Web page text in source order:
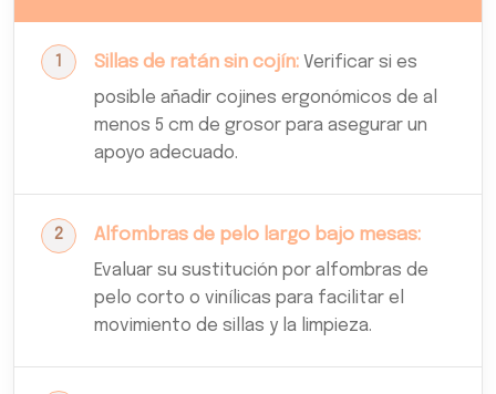
Sillas de ratán sin cojín: Verificar si es
posible añadir cojines ergonómicos de al
menos 5 cm de grosor para asegurar un
apoyo adecuado.
Alfombras de pelo largo bajo mesas:
Evaluar su sustitución por alfombras de
pelo corto o vinílicas para facilitar el
movimiento de sillas y la limpieza.